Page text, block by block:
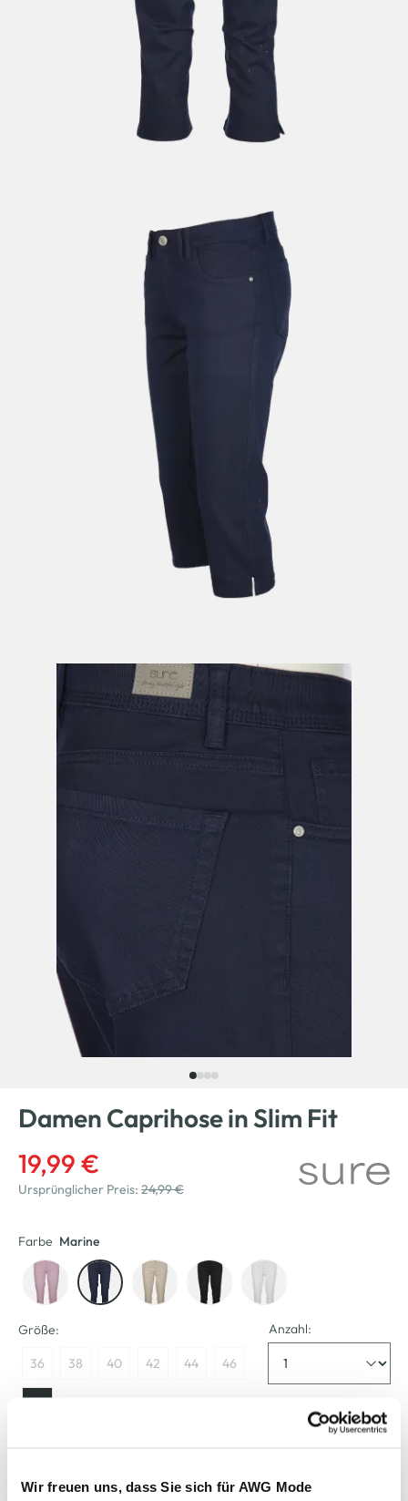
Wir freuen uns, dass Sie sich für AWG Mode
Damen Caprihose in Slim Fit
19,99 €
Ursprünglicher Preis: 24,99 €
Farbe Marine
Größe:
36 38 40 42 44 46
48
Anzahl: